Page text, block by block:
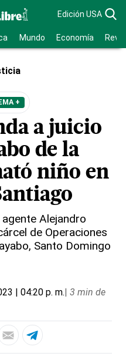
Edición USA
Mundo Economía
+
a juicio
de la
niño en
Alejandro
de Operaciones
Santo Domingo
| 04:20 p. m.| 3 min de